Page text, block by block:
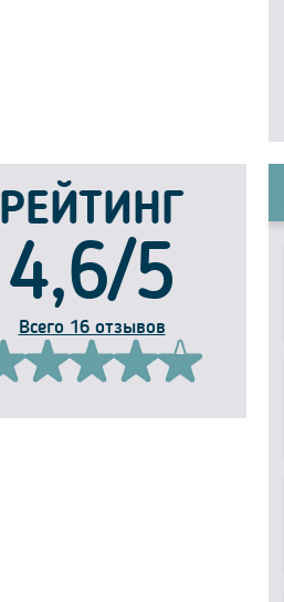
РЕЙТИНГ
4,6/5
Всего 16 отзывов